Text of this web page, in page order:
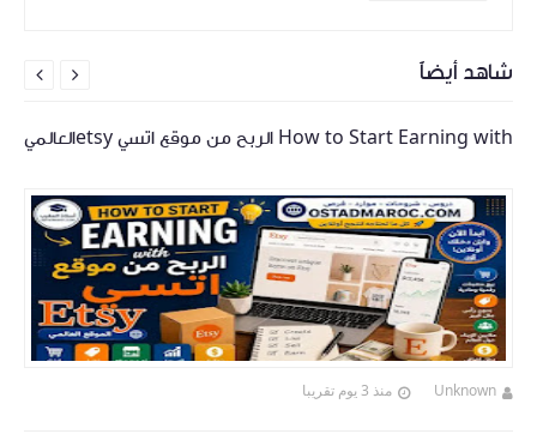
شاهد أيضاً
How to Start Earning with الربح من موقع اتسي etsyالعالمي
Unknown منذ 3 يوم تقريبا

